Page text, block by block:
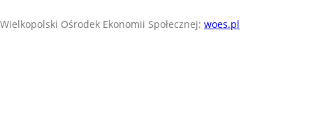
Wielkopolski Ośrodek Ekonomii Społecznej: woes.pl